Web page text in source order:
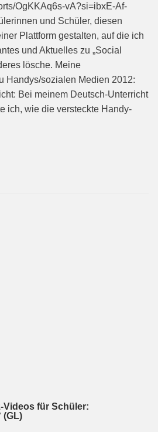
OgKKAq6s-vA?si=ibxE-Af-
und Schüler, diesen
Plattform gestalten, auf die ich
und Aktuelles zu „Social
lösche. Meine
Handys/sozialen Medien 2012:
Bei meinem Deutsch-Unterricht
ich, wie die versteckte Handy-
für Schüler:
(GL)